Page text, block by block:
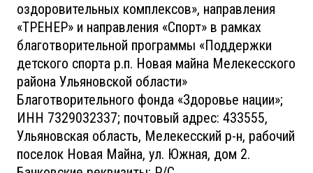
оздоровительных комплексов», направления
«ТРЕНЕР» и направления «Спорт» в рамках
благотворительной программы «Поддержки
детского спорта р.п. Новая майна Мелекесского
района Ульяновской области»
Благотворительного фонда «Здоровье нации»;
ИНН 7329032337; почтовый адрес: 433555,
Ульяновская область, Мелекесский р-н, рабочий
поселок Новая Майна, ул. Южная, дом 2.